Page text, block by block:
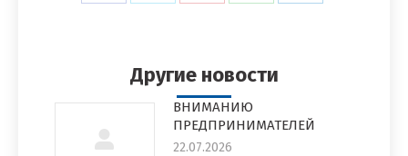
Другие новости
ВНИМАНИЮ
ПРЕДПРИНИМАТЕЛЕЙ
22.07.2026